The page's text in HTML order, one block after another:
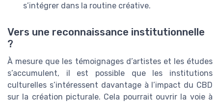
s’intégrer dans la routine créative.
Vers une reconnaissance institutionnelle
?
À mesure que les témoignages d’artistes et les études
s’accumulent, il est possible que les institutions
culturelles s’intéressent davantage à l’impact du CBD
sur la création picturale. Cela pourrait ouvrir la voie à